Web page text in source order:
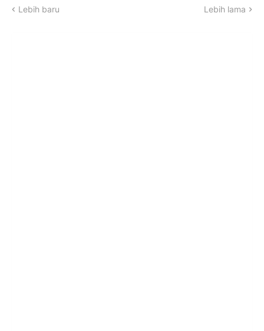
Lebih baru Lebih lama